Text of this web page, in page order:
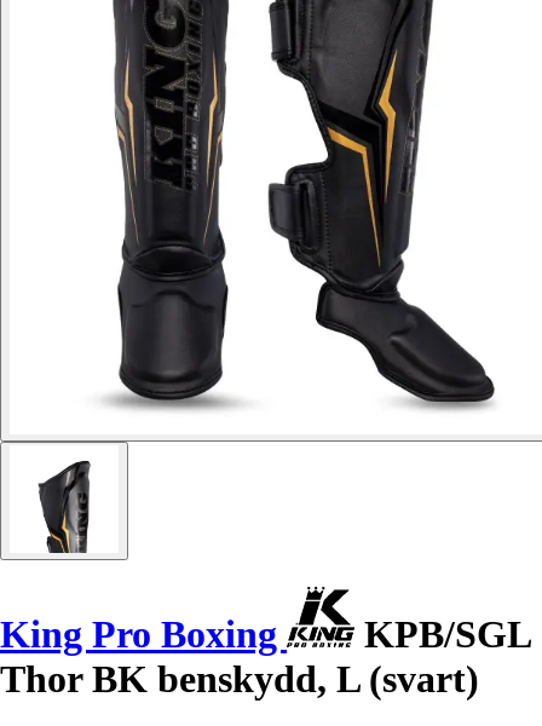
King Pro Boxing
KPB/SGL
Thor BK benskydd, L (svart)